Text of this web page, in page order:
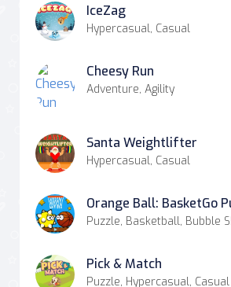
IceZag
Hypercasual, Casual
Cheesy Run
Adventure, Agility
Santa Weightlifter
Hypercasual, Casual
Orange Ball: BasketGo
Puzzle, Basketball, Bubble
Pick & Match
Puzzle, Hypercasual, Casual